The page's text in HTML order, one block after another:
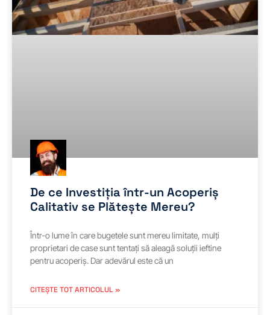
De ce Investiția într-un Acoperiș
Calitativ se Plătește Mereu?
Într-o lume în care bugetele sunt mereu limitate, mulți
proprietari de case sunt tentați să aleagă soluții ieftine
pentru acoperiș. Dar adevărul este că un
CITEȘTE TOT ARTICOLUL »